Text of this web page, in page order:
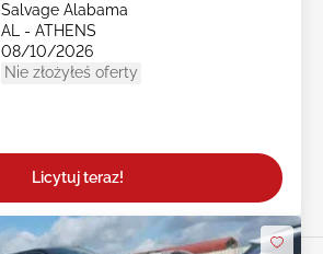
Salvage Alabama
AL - ATHENS
08/10/2026
Nie złożyłeś oferty
Licytuj teraz!